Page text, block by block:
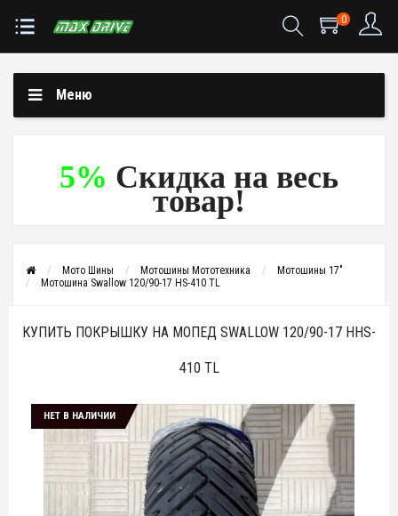
0
Меню
5% Скидка на весь
товар!
Мото Шины Мотошины Мототехника
Мотошины 17"
Мотошина Swallow 120/90-17 HS-410 TL
КУПИТЬ ПОКРЫШКУ НА МОПЕД SWALLOW 120/90-17 HHS-
410 TL
НЕТ В НАЛИЧИИ